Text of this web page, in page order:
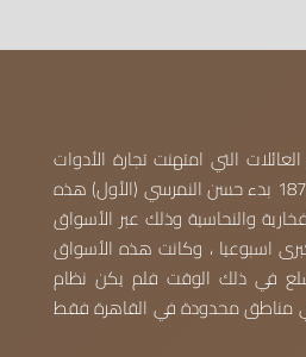
التي امتهنت تجارة الأدوات
المنزلية في مصر ، فمنذ عام 1870 بدء حسن النمرسي (الأول) هذه
والنحاسية وذلك عبر الأسواق
اسبوعيا ، وكانت هذه الأسواق
في ذلك الوقت فلم يكن نظام
في مناطق محدودة في القاهرة فقط